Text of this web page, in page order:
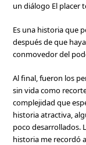
un diálogo El placer
Es una historia que
después de que
conmovedor del
Al final, fueron los
sin vida como
complejidad que
historia atractiva,
poco desarrollados.
historia me recordó